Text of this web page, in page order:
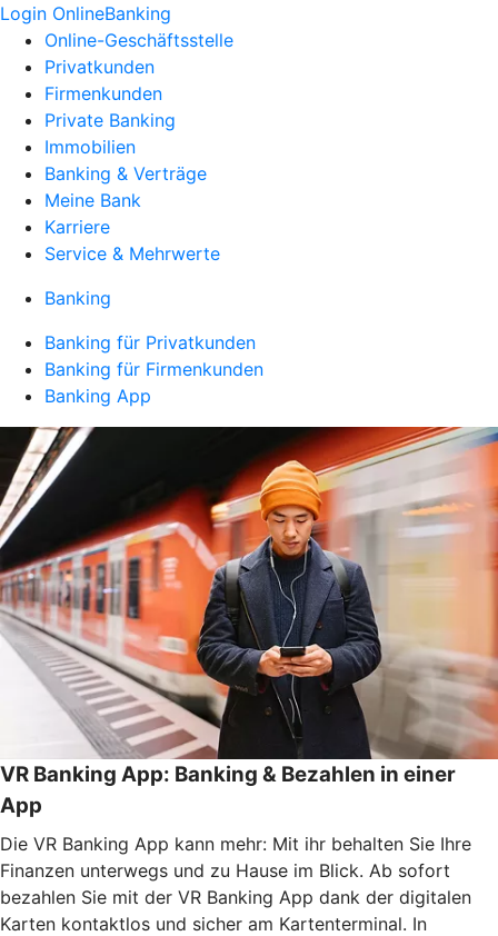
Login OnlineBanking
Online-Geschäftsstelle
Privatkunden
Firmenkunden
Private Banking
Immobilien
Banking & Verträge
Meine Bank
Karriere
Service & Mehrwerte
Banking
Banking für Privatkunden
Banking für Firmenkunden
Banking App
VR Banking App: Banking & Bezahlen in einer
App
Die VR Banking App kann mehr: Mit ihr behalten Sie Ihre
Finanzen unterwegs und zu Hause im Blick. Ab sofort
bezahlen Sie mit der VR Banking App dank der digitalen
Karten kontaktlos und sicher am Kartenterminal. In